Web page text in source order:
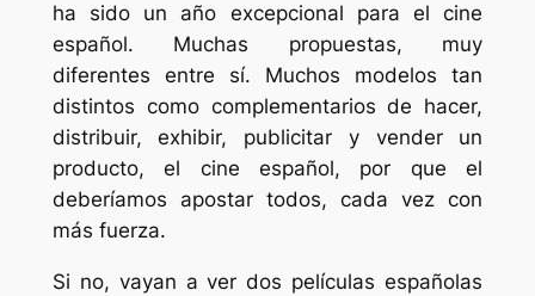
ha sido un año excepcional para el cine
español. Muchas propuestas, muy
diferentes entre sí. Muchos modelos tan
distintos como complementarios de hacer,
distribuir, exhibir, publicitar y vender un
producto, el cine español, por que el
deberíamos apostar todos, cada vez con
más fuerza.
Si no, vayan a ver dos películas españolas